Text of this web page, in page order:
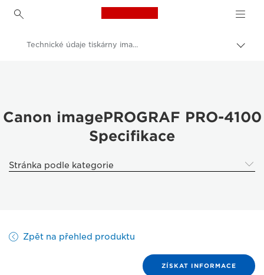
Canon Logo, back to
Výrobky pro firmy
High-Quality Large Format Printers for CAD/GIS and Stunning Graphics
Technické údaje tiskárny imagePROGRAF PRO-4100 – Firemní tiskárny a faxová zařízení
Canon imagePROGRAF PRO-4100
Specifikace
Stránka podle kategorie
Zpět na přehled produktu
ZÍSKAT INFORMACE